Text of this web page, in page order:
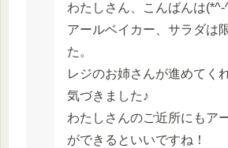
わたしさん、こんばんは(*^-
アールベイカー、サラダは
た。
レジのお姉さんが進めてく
気づきました♪
わたしさんのご近所にもア
ができるといいですね！